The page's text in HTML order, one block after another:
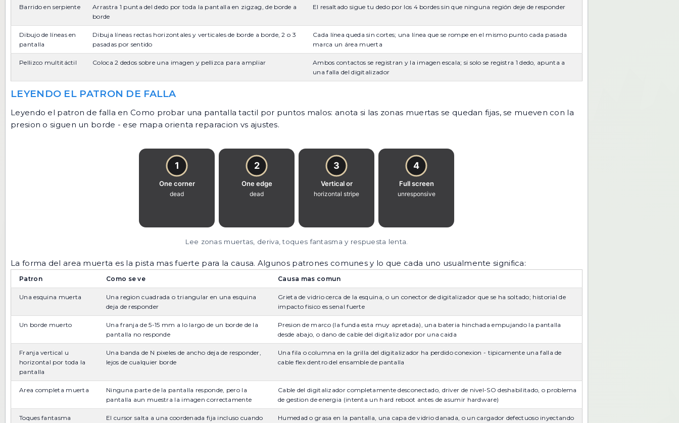
Barrido en serpiente
Arrastra 1 punta del dedo por toda la pantalla en zigzag, de borde a
borde
El resaltado sigue tu dedo por los 4 bordes sin que ninguna región deje de responder
Dibujo de líneas en
pantalla
Dibuja líneas rectas horizontales y verticales de borde a borde, 2 o 3
pasadas por sentido
Cada línea queda sin cortes; una línea que se rompe en el mismo punto cada pasada
marca un área muerta
Pellizco multitáctil Coloca 2 dedos sobre una imagen y pellizca para ampliar
Ambos contactos se registran y la imagen escala; si solo se registra 1 dedo, apunta a
una falla del digitalizador
LEYENDO EL PATRON DE FALLA
Leyendo el patron de falla en Como probar una pantalla tactil por puntos malos: anota si las zonas muertas se quedan fijas, se mueven con la
presion o siguen un borde - ese mapa orienta reparacion vs ajustes.
Lee zonas muertas, deriva, toques fantasma y respuesta lenta.
La forma del area muerta es la pista mas fuerte para la causa. Algunos patrones comunes y lo que cada uno usualmente significa:
Patron Como se ve Causa mas comun
Una esquina muerta
Una region cuadrada o triangular en una esquina
deja de responder
Grieta de vidrio cerca de la esquina, o un conector de digitalizador que se ha soltado; historial de
impacto fisico es senal fuerte
Un borde muerto
Una franja de 5-15 mm a lo largo de un borde de la
pantalla no responde
Presion de marco (la funda esta muy apretada), una bateria hinchada empujando la pantalla
desde abajo, o dano de cable del digitalizador por una caida
Franja vertical u
horizontal por toda la
pantalla
Una banda de N pixeles de ancho deja de responder,
lejos de cualquier borde
Una fila o columna en la grilla del digitalizador ha perdido conexion - tipicamente una falla de
cable flex dentro del ensamble de pantalla
Area completa muerta
Ninguna parte de la pantalla responde, pero la
pantalla aun muestra la imagen correctamente
Cable del digitalizador completamente desconectado, driver de nivel-SO deshabilitado, o problema
de gestion de energia (intenta un hard reboot antes de asumir hardware)
Toques fantasma
El cursor salta a una coordenada fija incluso cuando
Humedad o grasa en la pantalla, una capa de vidrio danada, o un cargador defectuoso inyectando